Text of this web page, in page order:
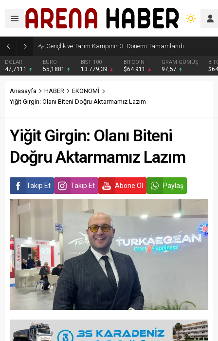
Gençlik ve Tarım Kampının 3. Dönemi Tamamlandı
DOLAR
47,7111
EURO
55,1881
BIST 100
13.779,39
BITCOIN
$64.911
GRAM GÜMÜŞ
97,57
Anasayfa HABER
EKONOMİ
Yiğit Girgin: Olanı Biteni Doğru Aktarmamız Lazım
Yiğit Girgin: Olanı Biteni
Doğru Aktarmamız Lazım
Takip Et Takip Et Abone Ol Paylaş